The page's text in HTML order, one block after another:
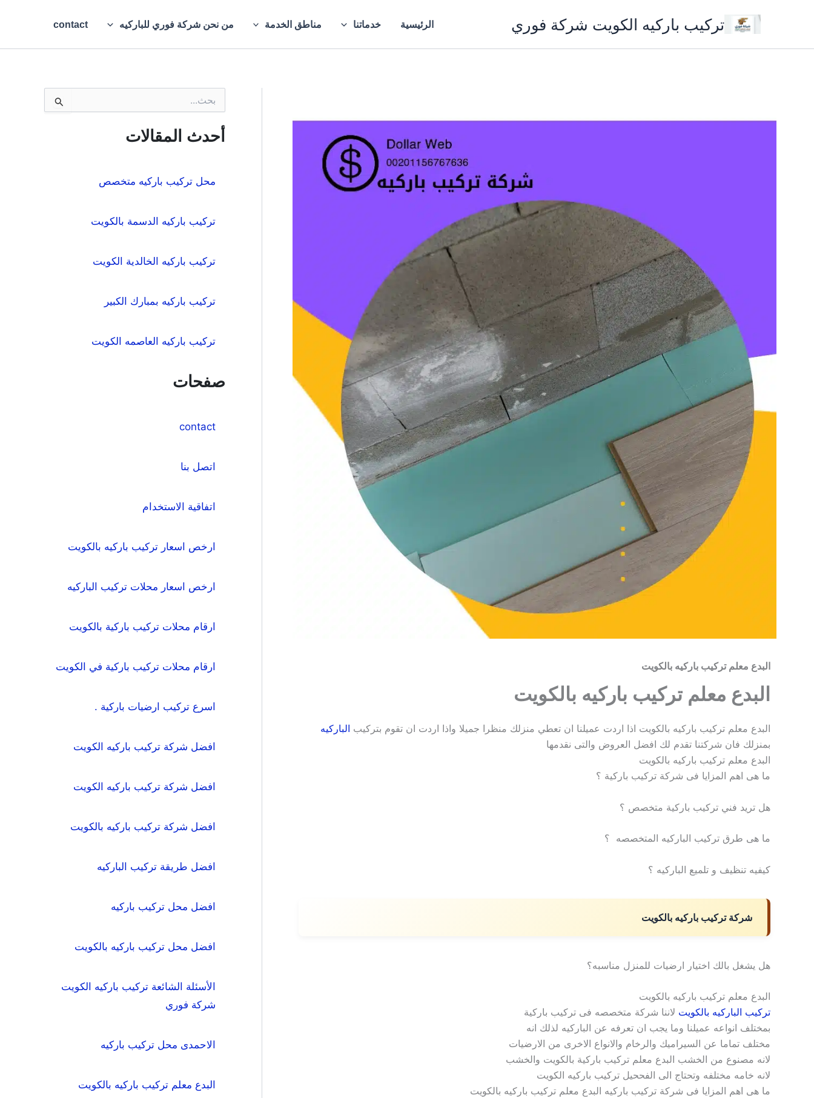
تركيب باركيه الكويت شركة فوري الرئيسية خدماتنا مناطق الخدمة من نحن شركة فوري للباركيه contact
البدع معلم تركيب باركيه بالكويت
البدع معلم تركيب باركيه بالكويت
البدع معلم تركيب باركيه بالكويت اذا اردت عميلنا ان تعطي منزلك منظرا جميلا واذا اردت ان تقوم بتركيب الباركيه
بمنزلك فان شركتنا تقدم لك افضل العروض والتى نقدمها
البدع معلم تركيب باركيه بالكويت
ما هى اهم المزايا فى شركة تركيب باركية ؟
هل تريد فني تركيب باركية متخصص ؟
ما هى طرق تركيب الباركيه المتخصصه ؟
كيفيه تنظيف و تلميع الباركيه ؟
شركة تركيب باركيه بالكويت
هل يشغل بالك اختيار ارضيات للمنزل مناسبه؟
البدع معلم تركيب باركيه بالكويت
تركيب الباركيه بالكويت لاننا شركة متخصصه فى تركيب باركية
بمختلف انواعه عميلنا وما يجب ان تعرفه عن الباركيه لذلك انه
مختلف تماما عن السيراميك والرخام والانواع الاخرى من الارضيات
لانه مصنوع من الخشب البدع معلم تركيب باركية بالكويت والخشب
لانه خامه مختلفه وتحتاج الى الفححيل تركيب باركيه الكويت
ما هى اهم المزايا فى شركة تركيب باركيه البدع معلم تركيب باركيه بالكويت
ح
ث
أحدث المقالات
محل تركيب باركيه متخصص
تركيب باركيه الدسمة بالكويت
تركيب باركيه الخالدية الكويت
تركيب باركيه بمبارك الكبير
تركيب باركيه العاصمه الكويت
صفحات
contact
اتصل بنا
اتفاقية الاستخدام
ارخص اسعار تركيب باركيه بالكويت
ارخص اسعار محلات تركيب الباركيه
ارقام محلات تركيب باركية بالكويت
ارقام محلات تركيب باركية في الكويت
اسرع تركيب ارضيات باركية .
افضل شركة تركيب باركيه الكويت
افضل شركة تركيب باركيه الكويت
افضل شركة تركيب باركيه بالكويت
افضل طريقة تركيب الباركيه
افضل محل تركيب باركيه
افضل محل تركيب باركيه بالكويت
الأسئلة الشائعة تركيب باركيه الكويت
شركة فوري
الاحمدى محل تركيب باركيه
البدع معلم تركيب باركيه بالكويت